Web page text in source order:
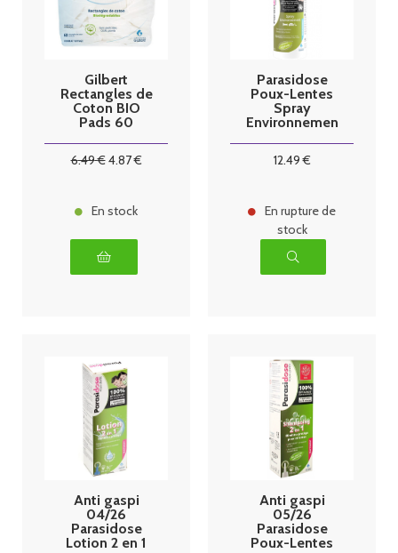
Gilbert
Rectangles de
Coton BIO
Pads 60
6.49€4.87€
En stock
Parasidose
Poux-Lentes
Spray
Environnemen
12.49€
En rupture de
stock
Anti gaspi
04/26
Parasidose
Lotion 2 en 1
Anti gaspi
05/26
Parasidose
Poux-Lentes